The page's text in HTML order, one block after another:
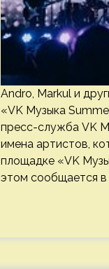
Andro, Markul и
«VK Музыка
пресс-служба VK
имена артистов,
площадке «VK
этом сообщается в